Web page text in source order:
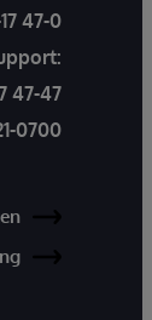
47-0
47-47
0700